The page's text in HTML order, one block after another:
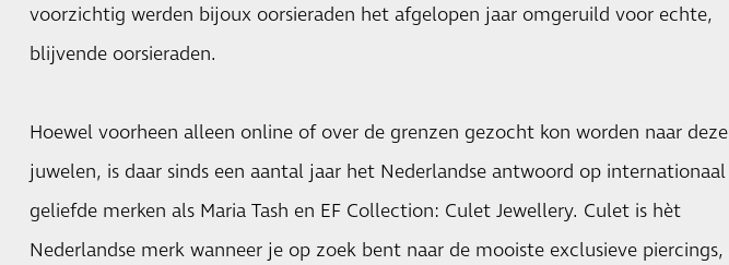
voorzichtig werden bijoux oorsieraden het afgelopen jaar omgeruild voor echte,
blijvende oorsieraden.
Hoewel voorheen alleen online of over de grenzen gezocht kon worden naar deze
juwelen, is daar sinds een aantal jaar het Nederlandse antwoord op internationaal
geliefde merken als Maria Tash en EF Collection: Culet Jewellery. Culet is hèt
Nederlandse merk wanneer je op zoek bent naar de mooiste exclusieve piercings,